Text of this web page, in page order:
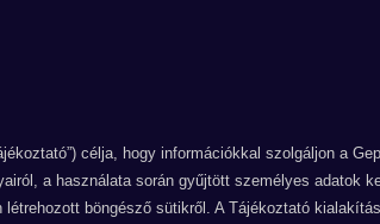
célja, hogy információkkal szolgáljon a
a használata során gyűjtött személyes adatok
böngésző sütikről. A Tájékoztató